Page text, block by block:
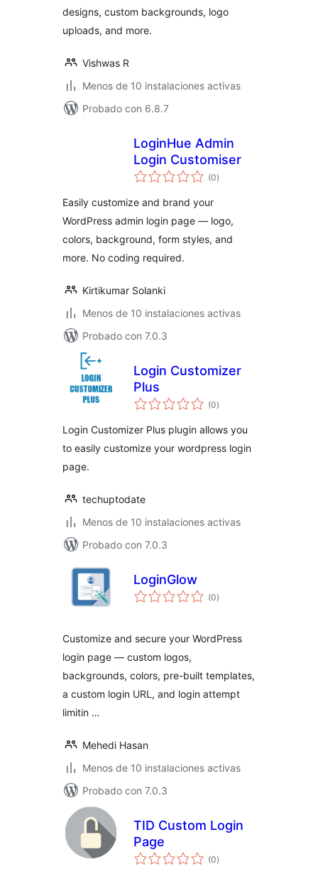
designs, custom backgrounds, logo
uploads, and more.
Vishwas R
Menos de 10 instalaciones activas
Probado con 6.8.7
LoginHue Admin
Login Customiser
(0total
de
)
Easily customize and brand your
WordPress admin login page — logo,
colors, background, form styles, and
more. No coding required.
Kirtikumar Solanki
Menos de 10 instalaciones activas
Probado con 7.0.3
Login Customizer
Plus
(0total
de
)
Login Customizer Plus plugin allows you
to easily customize your wordpress login
page.
techuptodate
Menos de 10 instalaciones activas
Probado con 7.0.3
LoginGlow
(0total
de
)
Customize and secure your WordPress
login page — custom logos,
backgrounds, colors, pre-built templates,
a custom login URL, and login attempt
limitin …
Mehedi Hasan
Menos de 10 instalaciones activas
Probado con 7.0.3
TID Custom Login
Page
(0total
de
)